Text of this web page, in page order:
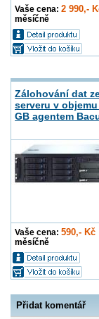
Vaše cena: 2 990,-
měsíčně
Zálohování dat
serveru v objemu
GB agentem
Vaše cena: 590,- Kč
měsíčně
Přidat komentář